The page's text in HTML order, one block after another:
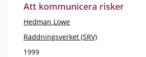
Att kommunicera risker
Hedman Lowe
Räddningsverket (SRV)
1999